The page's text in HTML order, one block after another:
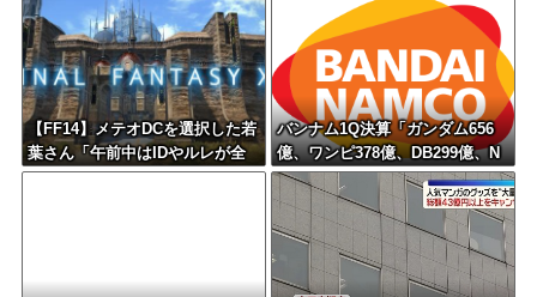
【FF14】メテオDCを選択した若
葉さん「午前中はIDやルレが全
然マッチしない…」→DCトラベ
バンナム1Q決算「ガンダム656
億、ワンピ378億、DB299億、N
ARUTO73億、仮面ライダー71
億、アンパンマン28億」